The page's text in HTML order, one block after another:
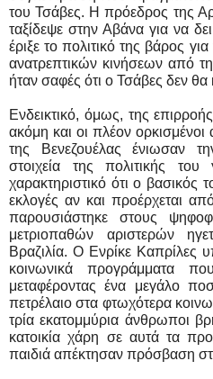
του Τσάβες. Η πρόεδρος της
ταξίδεψε στην Αβάνα για να
έριξε το πολιτικό της βάρος
ανατρεπτικών κινήσεων από
ήταν σαφές ότι ο Τσάβες δεν θα
Ενδεικτικό, όμως, της
ακόμη και οι πλέον ορκισμένοι
της Βενεζουέλας ένιωσαν
στοιχεία της πολιτικής
χαρακτηριστικό ότι ο βασικός
εκλογές αν και προέρχεται
παρουσιάστηκε στους
μετριοπαθών αριστερών
Βραζιλία. Ο Ενρίκε Καπρίλες
κοινωνικά προγράμματα
μεταφέροντας ένα μεγάλο
πετρέλαιο στα φτωχότερα
τρία εκατομμύρια άνθρωποι
κατοικία χάρη σε αυτά τα
παιδιά απέκτησαν πρόσβαση